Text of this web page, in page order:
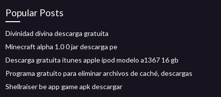
Popular Posts
Divinidad divina descarga gratuita
Minecraft alpha 1.0 0 jar descarga pe
Descarga gratuita itunes apple ipod modelo a1367 16 gb
Programa gratuito para eliminar archivos de caché, descargas
Shellraiser be app game apk descargar